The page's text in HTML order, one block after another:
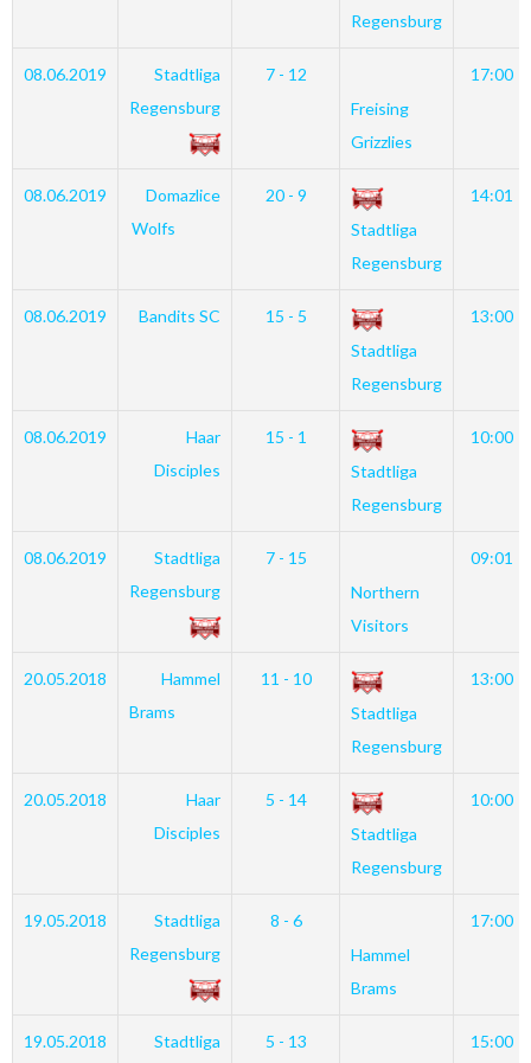
Regensburg
08.06.2019
Stadtliga
Regensburg
7 - 12
Freising
Grizzlies
17:00
08.06.2019
Domazlice
Wolfs
20 - 9
Stadtliga
Regensburg
14:01
08.06.2019 Bandits SC
15 - 5
Stadtliga
Regensburg
13:00
08.06.2019
Haar
Disciples
15 - 1
Stadtliga
Regensburg
10:00
08.06.2019
Stadtliga
Regensburg
7 - 15
Northern
Visitors
09:01
20.05.2018
Hammel
Brams
11 - 10
Stadtliga
Regensburg
13:00
20.05.2018
Haar
Disciples
5 - 14
Stadtliga
Regensburg
10:00
19.05.2018
Stadtliga
Regensburg
8 - 6
Hammel
Brams
17:00
19.05.2018
Stadtliga
5 - 13
15:00